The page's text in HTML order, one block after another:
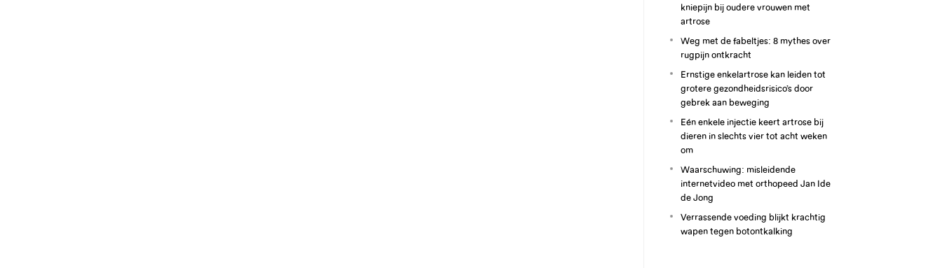
kniepijn bij oudere vrouwen met
artrose
Weg met de fabeltjes: 8 mythes over
rugpijn ontkracht
Ernstige enkelartrose kan leiden tot
grotere gezondheidsrisico’s door
gebrek aan beweging
Eén enkele injectie keert artrose bij
dieren in slechts vier tot acht weken
om
Waarschuwing: misleidende
internetvideo met orthopeed Jan Ide
de Jong
Verrassende voeding blijkt krachtig
wapen tegen botontkalking